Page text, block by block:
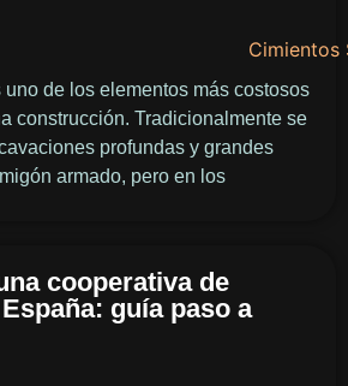
uno de los elementos más costosos
construcción. Tradicionalmente se
profundas y grandes
armado, pero en los
cooperativa de
guía paso a